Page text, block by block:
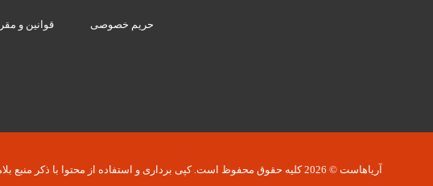
حریم خصوصی قوانین و
آریاهاست © 2026 کلیه حقوق محفوظ است. کپی برداری و استفاده از محتوا با ذکر منبع بلامانع است.